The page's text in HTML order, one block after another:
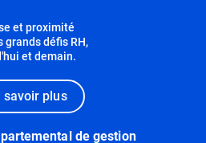
et proximité
grands défis RH,
et demain.
savoir plus
de gestion